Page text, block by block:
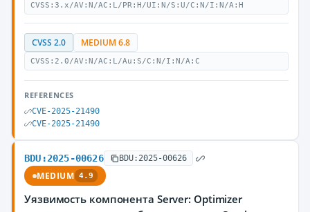
CVSS:3.x/AV:N/AC:L/PR:H/UI:N/S:U/C:N/I:N/A:H
CVSS 2.0 MEDIUM 6.8
CVSS:2.0/AV:N/AC:L/Au:S/C:N/I:N/A:C
REFERENCES
CVE-2025-21490
CVE-2025-21490
BDU:2025-00626 BDU:2025-00626
MEDIUM 4.9
Уязвимость компонента Server: Optimizer